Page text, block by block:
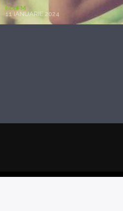
EcoFM
11 IANUARIE 2024